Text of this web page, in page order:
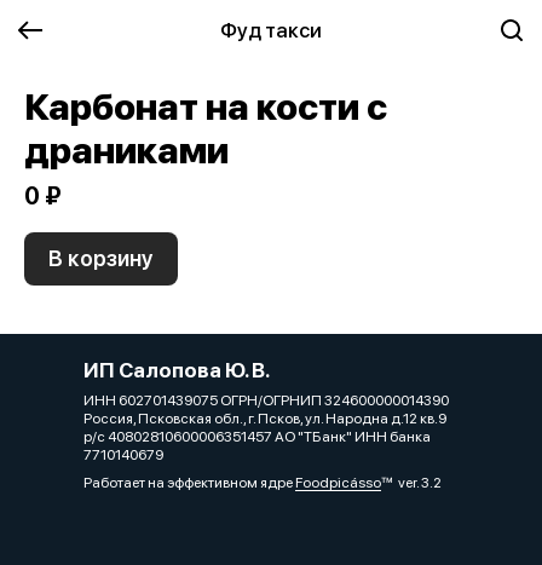
Фуд такси
Карбонат на кости с
драниками
0 ₽
В корзину
ИП Салопова Ю. В.
ИНН 602701439075 ОГРН/ОГРНИП 324600000014390
Россия, Псковская обл., г. Псков, ул. Народна д.12 кв.9
р/с 40802810600006351457 АО "ТБанк" ИНН банка
7710140679
Работает на эффективном ядреFoodpicássover. 3.2